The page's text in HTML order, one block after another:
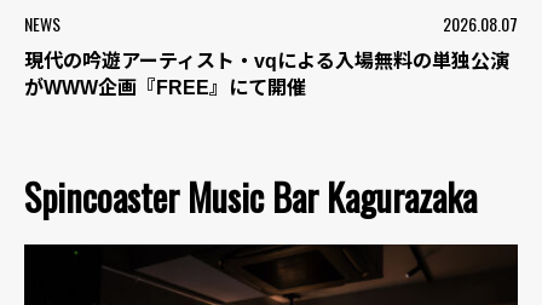
NEWS 2026.08.07
現代の吟遊アーティスト・vqによる入場無料の単独公演
がWWW企画『FREE』にて開催
Spincoaster Music Bar Kagurazaka